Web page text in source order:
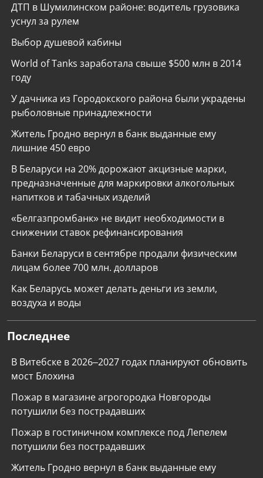
ДТП в Шумилинском районе: водитель грузовика
уснул за рулем
Выбор душевой кабины
World of Tanks заработала свыше $500 млн в 2014
году
У дачника из Городокского района были украдены
рыболовные принадлежности
Житель Гродно вернул в банк выданные ему
лишние 450 евро
В Беларуси на 20% дорожают акцизные марки,
предназначенные для маркировки алкогольных
напитков и табачных изделий
«Белгазпромбанк» не видит необходимости в
снижении ставок рефинансирования
Банки Беларуси в сентябре продали физическим
лицам более 700 млн. долларов
Как Беларусь может делать деньги из земли,
воздуха и воды
Последнее
В Витебске в 2026–2027 годах планируют обновить
мост Блохина
Пожар в магазине агрогородка Новгороды
потушили без пострадавших
Пожар в гостиничном комплексе под Лепелем
потушили без пострадавших
Житель Гродно вернул в банк выданные ему